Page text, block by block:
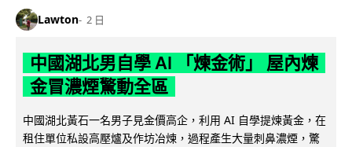
Lawton 2 日
中國湖北男自學 AI 「煉金術」 屋內煉
金冒濃煙驚動全區
中國湖北黃石一名男子見金價高企，利用 AI 自學提煉黃金，在
租住單位私設高壓爐及作坊冶煉，過程產生大量刺鼻濃煙，驚